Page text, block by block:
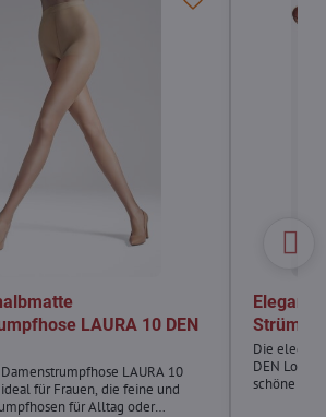
LAURA 10 DEN
LAURA 10
ideal für Frauen, die feine und
für Alltag oder
Die
DEN Lores
schöne